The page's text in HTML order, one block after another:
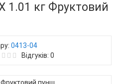
1.01 кг Фруктовий
0413-04
Відгуків: 0